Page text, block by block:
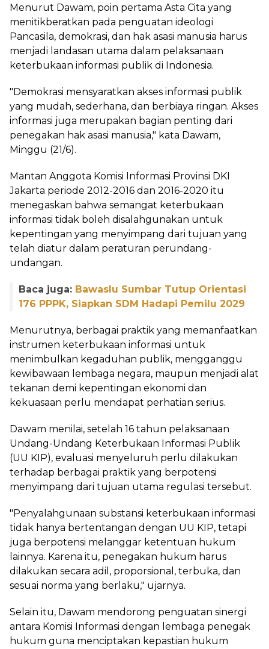
Menurut Dawam, poin pertama Asta Cita yang
menitikberatkan pada penguatan ideologi
Pancasila, demokrasi, dan hak asasi manusia harus
menjadi landasan utama dalam pelaksanaan
keterbukaan informasi publik di Indonesia.
"Demokrasi mensyaratkan akses informasi publik
yang mudah, sederhana, dan berbiaya ringan. Akses
informasi juga merupakan bagian penting dari
penegakan hak asasi manusia," kata Dawam,
Minggu (21/6).
Mantan Anggota Komisi Informasi Provinsi DKI
Jakarta periode 2012-2016 dan 2016-2020 itu
menegaskan bahwa semangat keterbukaan
informasi tidak boleh disalahgunakan untuk
kepentingan yang menyimpang dari tujuan yang
telah diatur dalam peraturan perundang-
undangan.
Baca juga: Bawaslu Sumbar Tutup Orientasi
176 PPPK, Siapkan SDM Hadapi Pemilu 2029
Menurutnya, berbagai praktik yang memanfaatkan
instrumen keterbukaan informasi untuk
menimbulkan kegaduhan publik, mengganggu
kewibawaan lembaga negara, maupun menjadi alat
tekanan demi kepentingan ekonomi dan
kekuasaan perlu mendapat perhatian serius.
Dawam menilai, setelah 16 tahun pelaksanaan
Undang-Undang Keterbukaan Informasi Publik
(UU KIP), evaluasi menyeluruh perlu dilakukan
terhadap berbagai praktik yang berpotensi
menyimpang dari tujuan utama regulasi tersebut.
"Penyalahgunaan substansi keterbukaan informasi
tidak hanya bertentangan dengan UU KIP, tetapi
juga berpotensi melanggar ketentuan hukum
lainnya. Karena itu, penegakan hukum harus
dilakukan secara adil, proporsional, terbuka, dan
sesuai norma yang berlaku," ujarnya.
Selain itu, Dawam mendorong penguatan sinergi
antara Komisi Informasi dengan lembaga penegak
hukum guna menciptakan kepastian hukum